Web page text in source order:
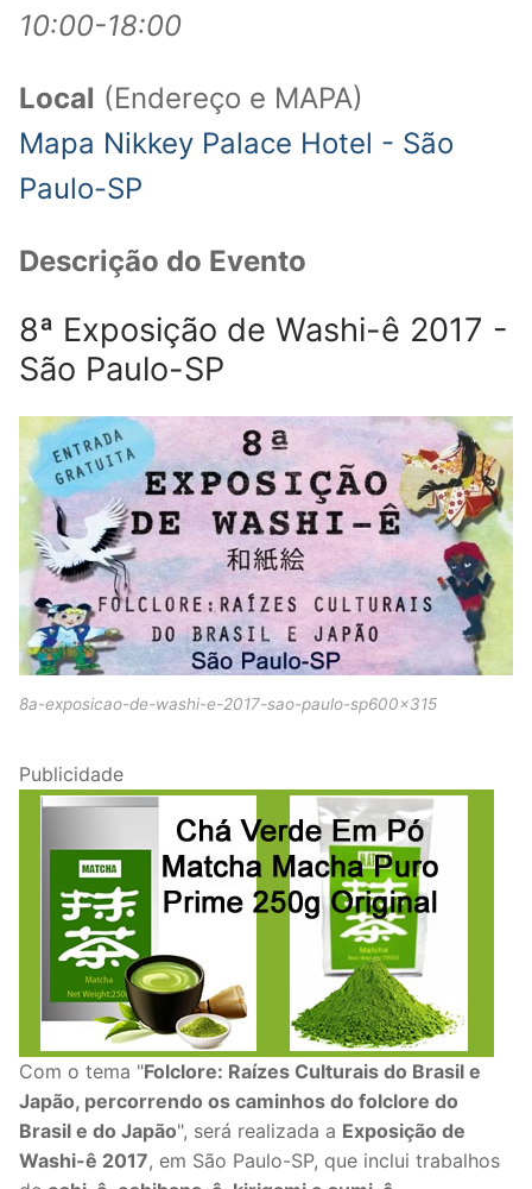
10:00-18:00
Local (Endereço e MAPA)
Mapa Nikkey Palace Hotel - São
Paulo-SP
Descrição do Evento
8ª Exposição de Washi-ê 2017 -
São Paulo-SP
8a-exposicao-de-washi-e-2017-sao-paulo-sp600x315
Publicidade
Com o tema "Folclore: Raízes Culturais do Brasil e
Japão, percorrendo os caminhos do folclore do
Brasil e do Japão", será realizada a Exposição de
Washi-ê 2017, em São Paulo-SP, que inclui trabalhos